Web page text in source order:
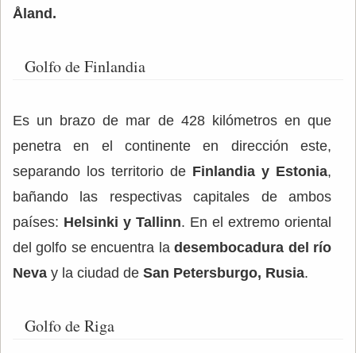
Åland.
Golfo de Finlandia
Es un brazo de mar de 428 kilómetros en que
penetra en el continente en dirección este,
separando los territorio de Finlandia y Estonia,
bañando las respectivas capitales de ambos
países: Helsinki y Tallinn. En el extremo oriental
del golfo se encuentra ladesembocadura del río
Neva y la ciudad de San Petersburgo, Rusia.
Golfo de Riga